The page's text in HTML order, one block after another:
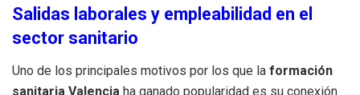
Salidas laborales y empleabilidad en el
sector sanitario
Uno de los principales motivos por los que la formación
sanitaria Valencia ha ganado popularidad es su conexión